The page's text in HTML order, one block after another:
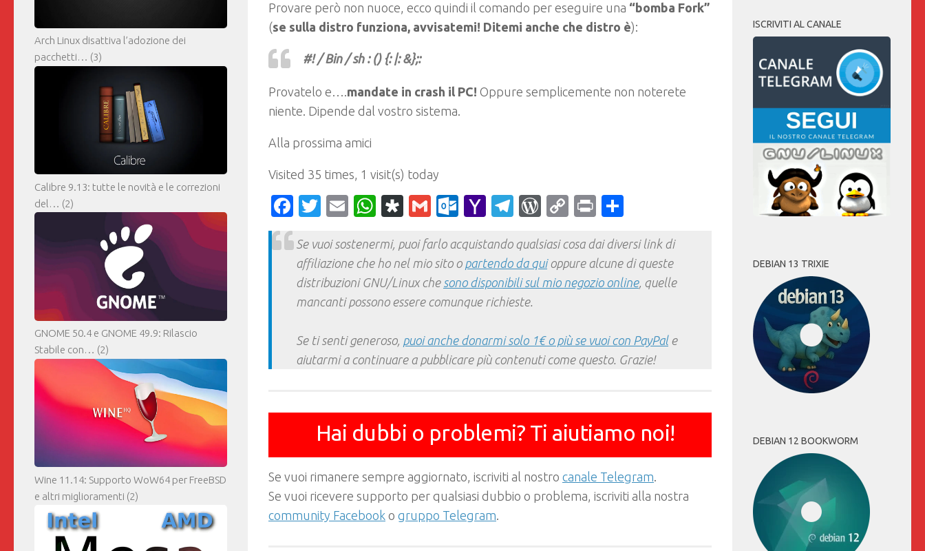
Provare però non nuoce, ecco quindi il comando per eseguire una “bomba Fork”
(se sulla distro funziona, avvisatemi! Ditemi anche che distro è):
#! / Bin / sh : () {: |: &};:
Provatelo e….mandate in crash il PC! Oppure semplicemente non noterete
niente. Dipende dal vostro sistema.
Alla prossima amici
Visited 35 times, 1 visit(s) today
Facebook
Twitter
EmailWhatsApp
Diaspora
GmailOutlook.com
YahooTelegram
WordPress
CopyPrint
Se vuoi sostenermi, puoi farlo acquistando qualsiasi cosa dai diversi link di
affiliazione che ho nel mio sito o partendo da quioppure alcune di queste
distribuzioni GNU/Linux che sono disponibili sul mio negozio online, quelle
mancanti possono essere comunque richieste.
Se ti senti generoso, puoi anche donarmi solo 1€ o più se vuoi con PayPale
aiutarmi a continuare a pubblicare più contenuti come questo. Grazie!
Hai dubbi o problemi? Ti aiutiamo noi!
Se vuoi rimanere sempre aggiornato, iscriviti al nostro canale Telegram.
Se vuoi ricevere supporto per qualsiasi dubbio o problema, iscriviti alla nostra
community Facebook o gruppo Telegram.
Arch Linux disattiva l’adozione dei
pacchetti… (3)
Calibre 9.13: tutte le novità e le correzioni
del… (2)
GNOME 50.4 e GNOME 49.9: Rilascio
Stabile con… (2)
Wine 11.14: Supporto WoW64 per FreeBSD
e altri miglioramenti (2)
ISCRIVITI AL CANALE
DEBIAN 13 TRIXIE
DEBIAN 12 BOOKWORM